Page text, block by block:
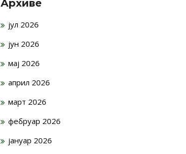
Архиве
јул 2026
јун 2026
мај 2026
април 2026
март 2026
фебруар 2026
јануар 2026